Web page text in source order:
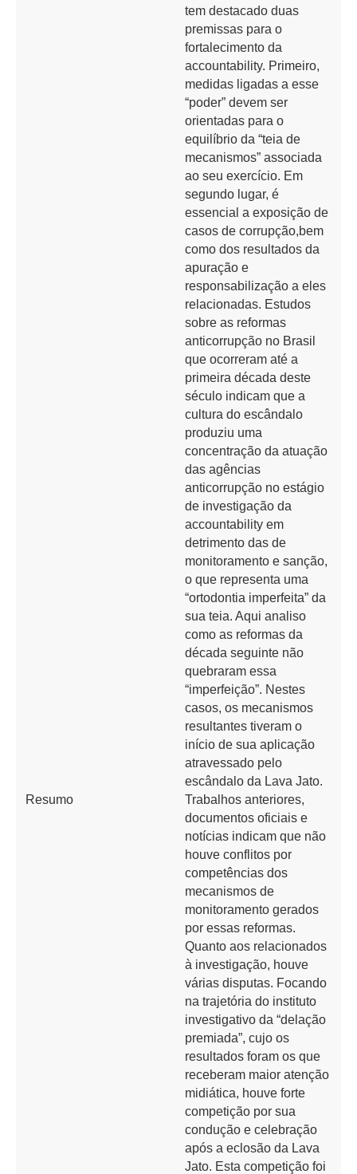
Resumo
tem destacado duas
premissas para o
fortalecimento da
accountability. Primeiro,
medidas ligadas a esse
“poder” devem ser
orientadas para o
equilíbrio da “teia de
mecanismos” associada
ao seu exercício. Em
segundo lugar, é
essencial a exposição de
casos de corrupção,bem
como dos resultados da
apuração e
responsabilização a eles
relacionadas. Estudos
sobre as reformas
anticorrupção no Brasil
que ocorreram até a
primeira década deste
século indicam que a
cultura do escândalo
produziu uma
concentração da atuação
das agências
anticorrupção no estágio
de investigação da
accountability em
detrimento das de
monitoramento e sanção,
o que representa uma
“ortodontia imperfeita” da
sua teia. Aqui analiso
como as reformas da
década seguinte não
quebraram essa
“imperfeição”. Nestes
casos, os mecanismos
resultantes tiveram o
início de sua aplicação
atravessado pelo
escândalo da Lava Jato.
Trabalhos anteriores,
documentos oficiais e
notícias indicam que não
houve conflitos por
competências dos
mecanismos de
monitoramento gerados
por essas reformas.
Quanto aos relacionados
à investigação, houve
várias disputas. Focando
na trajetória do instituto
investigativo da “delação
premiada”, cujo os
resultados foram os que
receberam maior atenção
midiática, houve forte
competição por sua
condução e celebração
após a eclosão da Lava
Jato. Esta competição foi